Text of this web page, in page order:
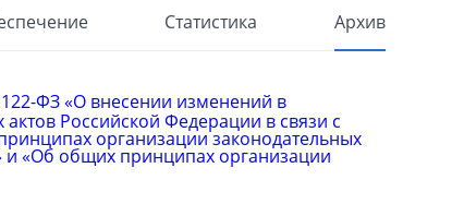
Статистика Архив
122-ФЗ «О внесении изменений в
Российской Федерации в связи с
организации законодательных
и «Об общих принципах организации